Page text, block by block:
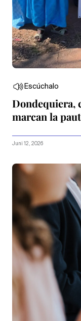
Escúchalo
Dondequiera,
marcan la
Juni 12, 2026